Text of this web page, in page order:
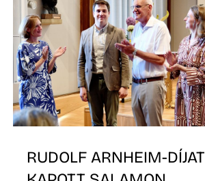
RUDOLF ARNHEIM-DÍJAT